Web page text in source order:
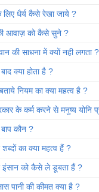
धैर्य कैसे रेखा जाये ?
आवाज़ को कैसे सुने ?
की साधना में क्यों नही लगता ?
क्या होता है ?
नियम का क्या महत्व है ?
के कर्म करने से मनुष्य योनि
कौन ?
का क्या महत्व हैं ?
को कैसे ले डूबता हैं ?
पानी की कीमत क्या है ?